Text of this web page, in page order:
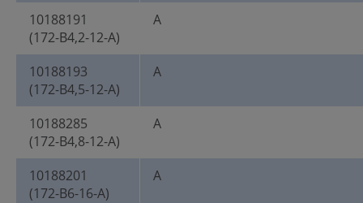
10188191
(172-B4,2-12-A)
A
10188193
(172-B4,5-12-A)
A
10188285
(172-B4,8-12-A)
A
10188201
(172-B6-16-A)
A